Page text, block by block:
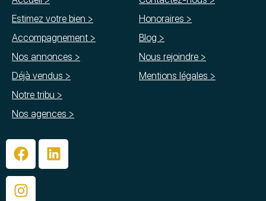
Estimez votre bien >
Accompagnement >
Nos annonces >
Déjà vendus >
Notre tribu >
Nos agences >
Honoraires >
Blog >
Nous rejoindre >
Mentions légales >